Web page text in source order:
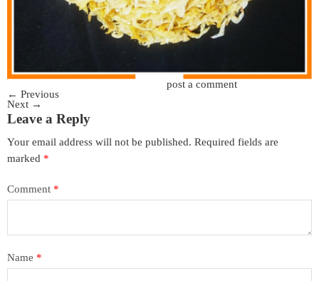
post a comment
← Previous
Next →
Leave a Reply
Your email address will not be published. Required fields are
marked *
Comment *
Name *